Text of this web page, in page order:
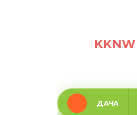
KKNW
ДАЧА